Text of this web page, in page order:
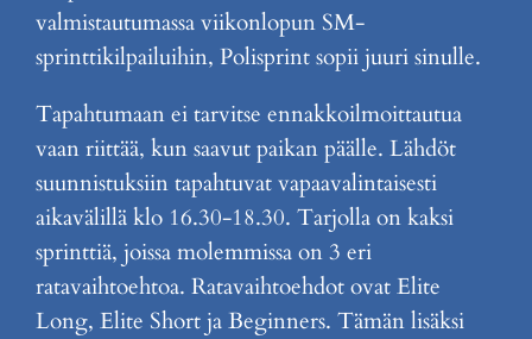
valmistautumassa viikonlopun SM-
sprinttikilpailuihin, Polisprint sopii juuri sinulle.
Tapahtumaan ei tarvitse ennakkoilmoittautua
vaan riittää, kun saavut paikan päälle. Lähdöt
suunnistuksiin tapahtuvat vapaavalintaisesti
aikavälillä klo 16.30-18.30. Tarjolla on kaksi
sprinttiä, joissa molemmissa on 3 eri
ratavaihtoehtoa. Ratavaihtoehdot ovat Elite
Long, Elite Short ja Beginners. Tämän lisäksi